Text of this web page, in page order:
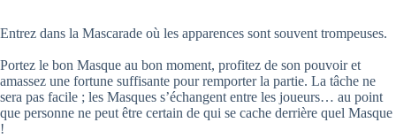
Entrez dans la Mascarade où les apparences sont souvent trompeuses.
Portez le bon Masque au bon moment, profitez de son pouvoir et
amassez une fortune suffisante pour remporter la partie. La tâche ne
sera pas facile ; les Masques s’échangent entre les joueurs… au point
que personne ne peut être certain de qui se cache derrière quel Masque
!